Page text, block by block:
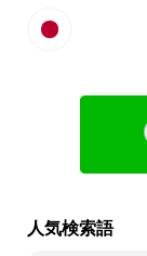
人気検索語